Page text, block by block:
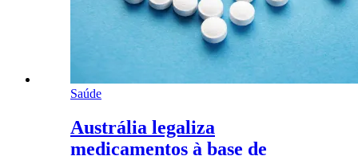
Saúde
Austrália legaliza
medicamentos à base de